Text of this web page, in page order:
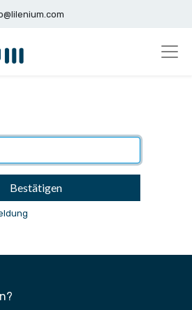
Bestätigen